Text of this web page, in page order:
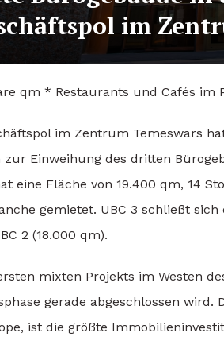
im
qm * Restaurants und Cafés im
im Zentrum Temeswars
Einweihung des dritten
eine Fläche von 19.400 qm, 14
gemietet. UBC 3 schließt
2 (18.000 qm).
mixten Projekts im Westen
gerade abgeschlossen
ist die größte